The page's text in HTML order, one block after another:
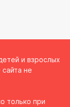
и взрослых
не
только при